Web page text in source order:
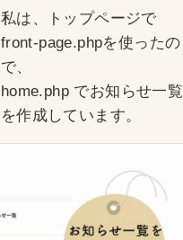
私は、トップページで
front-page.phpを使ったの
で、
home.php でお知らせ一覧
を作成しています。